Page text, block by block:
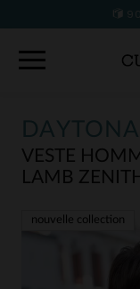
90
DAYTONA
VESTE
LAMB
nouvelle collection